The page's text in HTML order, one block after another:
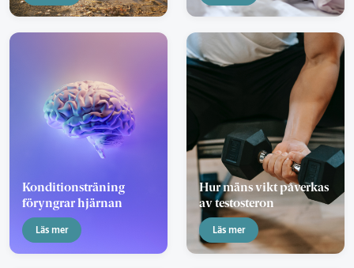
Konditionsträning
föryngrar hjärnan
Läs mer
Hur mäns vikt påverkas
av testosteron
Läs mer